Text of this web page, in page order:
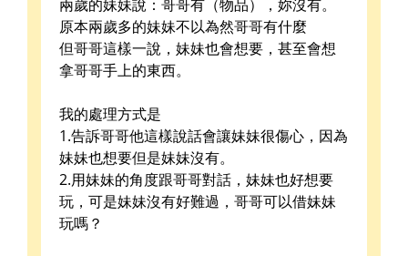
兩歲的妹妹說：哥哥有（物品），妳沒有。
原本兩歲多的妹妹不以為然哥哥有什麼
但哥哥這樣一說，妹妹也會想要，甚至會想
拿哥哥手上的東西。
我的處理方式是
1.告訴哥哥他這樣說話會讓妹妹很傷心，因為
妹妹也想要但是妹妹沒有。
2.用妹妹的角度跟哥哥對話，妹妹也好想要
玩，可是妹妹沒有好難過，哥哥可以借妹妹
玩嗎？